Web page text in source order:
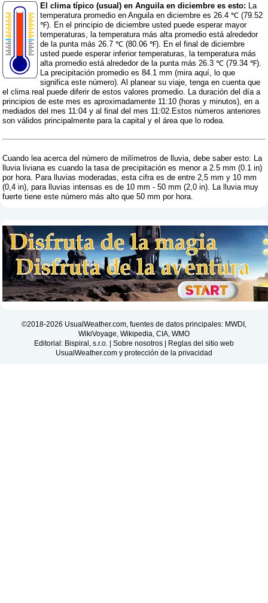
El clima típico (usual) en Anguila en diciembre es esto: La
temperatura promedio en Anguila en diciembre es 26.4 ℃ (79.52
℉). En el principio de diciembre usted puede esperar mayor
temperaturas, la temperatura más alta promedio está alrededor
de la punta más 26.7 ℃ (80.06 ℉). En el final de diciembre
usted puede esperar inferior temperaturas, la temperatura más
alta promedio está alrededor de la punta más 26.3 ℃ (79.34 ℉).
La precipitación promedio es 84.1 mm (mira aquí, lo que
significa este número). Al planear su viaje, tenga en cuenta que
el clima real puede diferir de estos valores promedio. La duración del día a
principios de este mes es aproximadamente 11:10 (horas y minutos), en a
mediados del mes 11:04 y al final del mes 11:02.Estos números anteriores
son válidos principalmente para la capital y el área que lo rodea.
Cuando lea acerca del número de milímetros de lluvia, debe saber esto: La
lluvia liviana es cuando la tasa de precipitación es menor a 2.5 mm (0.1 in)
por hora. Para lluvias moderadas, esta cifra es de entre 2,5 mm y 10 mm
(0,4 in), para lluvias intensas es de 10 mm - 50 mm (2,0 in). La lluvia muy
fuerte tiene este número más alto que 50 mm por hora.
©2018-2026 UsualWeather.com, fuentes de datos principales: MWDI,
WikiVoyage, Wikipedia, CIA, WMO
Editorial: Bispiral, s.r.o. | Sobre nosotros | Reglas del sitio web
UsualWeather.com y protección de la privacidad